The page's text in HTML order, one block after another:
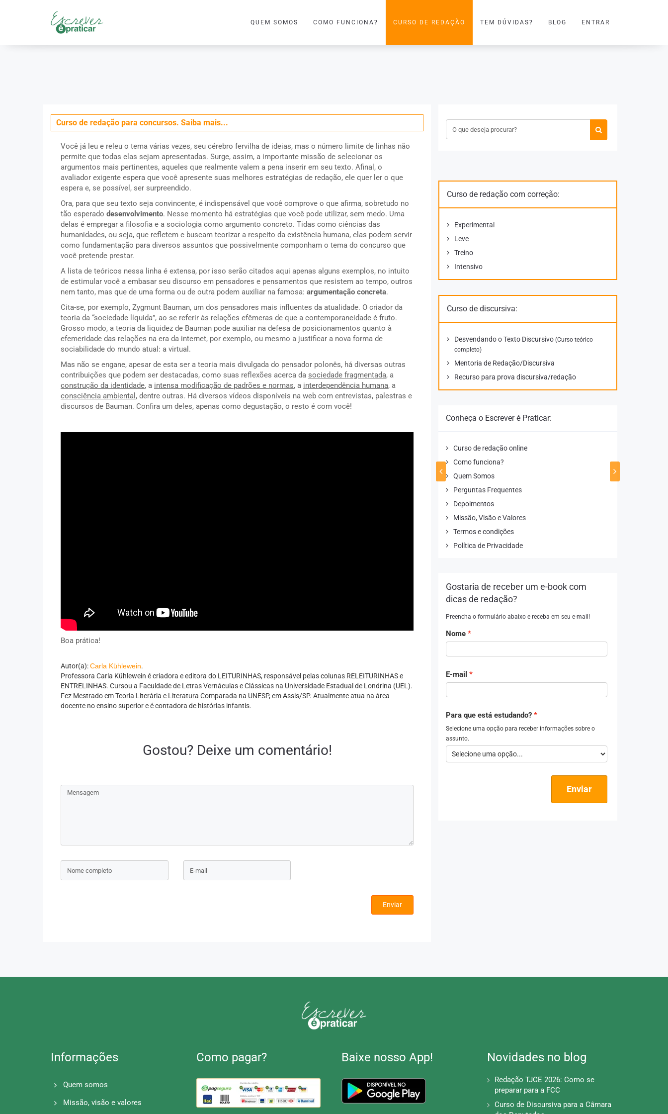
QUEM SOMOS COMO FUNCIONA? CURSO DE REDAÇÃO TEM DÚVIDAS? BLOG ENTRAR
Curso de redação para concursos. Saiba mais...
Você já leu e releu o tema várias vezes, seu cérebro fervilha de ideias, mas o número limite de linhas não
permite que todas elas sejam apresentadas. Surge, assim, a importante missão de selecionar os
argumentos mais pertinentes, aqueles que realmente valem a pena inserir em seu texto. Afinal, o
avaliador exigente espera que você apresente suas melhores estratégias de redação, ele quer ler o que
espera e, se possível, ser surpreendido.
Ora, para que seu texto seja convincente, é indispensável que você comprove o que afirma, sobretudo no
tão esperado desenvolvimento. Nesse momento há estratégias que você pode utilizar, sem medo. Uma
delas é empregar a filosofia e a sociologia como argumento concreto. Tidas como ciências das
humanidades, ou seja, que refletem e buscam teorizar a respeito da existência humana, elas podem servir
como fundamentação para diversos assuntos que possivelmente componham o tema do concurso que
você pretende prestar.
A lista de teóricos nessa linha é extensa, por isso serão citados aqui apenas alguns exemplos, no intuito
de estimular você a embasar seu discurso em pensadores e pensamentos que resistem ao tempo, outros
nem tanto, mas que de uma forma ou de outra podem auxiliar na famosa: argumentação concreta.
Cita-se, por exemplo, Zygmunt Bauman, um dos pensadores mais influentes da atualidade. O criador da
teoria da “sociedade líquida”, ao se referir às relações efêmeras de que a contemporaneidade é fruto.
Grosso modo, a teoria da liquidez de Bauman pode auxiliar na defesa de posicionamentos quanto à
efemeridade das relações na era da internet, por exemplo, ou mesmo a justificar a nova forma de
sociabilidade do mundo atual: a virtual.
Mas não se engane, apesar de esta ser a teoria mais divulgada do pensador polonês, há diversas outras
contribuições que podem ser destacadas, como suas reflexões acerca da sociedade fragmentada, a
construção da identidade, a intensa modificação de padrões e normas, a interdependência humana, a
consciência ambiental , dentre outras. Há diversos vídeos disponíveis na web com entrevistas, palestras e
discursos de Bauman. Confira um deles, apenas como degustação, o resto é com você!
Boa prática!
Autor(a):Carla Kühlewein.
Professora Carla Kühlewein é criadora e editora do LEITURINHAS, responsável pelas colunas RELEITURINHAS e
ENTRELINHAS. Cursou a Faculdade de Letras Vernáculas e Clássicas na Universidade Estadual de Londrina (UEL).
Fez Mestrado em Teoria Literária e Literatura Comparada na UNESP, em Assis/SP. Atualmente atua na área
docente no ensino superior e é contadora de histórias infantis.
Gostou? Deixe um comentário!
Enviar
Curso de redação com correção:
Experimental
Leve
Treino
Intensivo
Curso de discursiva:
Desvendando o Texto Discursivo (Curso teórico
completo)
Mentoria de Redação/Discursiva
Recurso para prova discursiva/redação
Conheça o Escrever é Praticar:
Curso de redação online
Como funciona?
Quem Somos
Perguntas Frequentes
Depoimentos
Missão, Visão e Valores
Termos e condições
Política de Privacidade
Gostaria de receber um e-book com
dicas de redação?
Preencha o formulário abaixo e receba em seu e-mail!
Nome
E-mail
Para que está estudando?
Selecione uma opção para receber informações sobre o
assunto.
Enviar
Informações
Quem somos
Missão, visão e valores
Como pagar? Baixe nosso App! Novidades no blog
Redação TJCE 2026: Como se
preparar para a FCC
Curso de Discursiva para a Câmara